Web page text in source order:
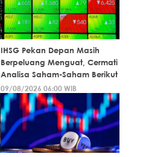
IHSG Pekan Depan Masih
Berpeluang Menguat, Cermati
Analisa Saham-Saham Berikut
09/08/2026 06:00 WIB